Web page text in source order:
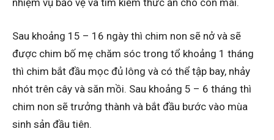
Sau khoảng 15 – 16 ngày thì chim non sẽ nở và sẽ
được chim bố mẹ chăm sóc trong tổ khoảng 1 tháng
thì chim bắt đầu mọc đủ lông và có thể tập bay, nhảy
nhót trên cây và săn mồi. Sau khoảng 5 – 6 tháng thì
chim non sẽ trưởng thành và bắt đầu bước vào mùa
sinh sản đầu tiên.